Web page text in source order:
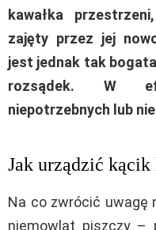
kawałka
zajęty przez jej
jest jednak tak
rozsądek. W
niepotrzebnych lub
Jak urządzić
Na co zwrócić uwagę
niemowląt piszczy –